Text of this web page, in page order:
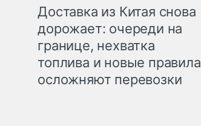
Доставка из Китая снова
дорожает: очереди на
границе, нехватка
топлива и новые правила
осложняют перевозки